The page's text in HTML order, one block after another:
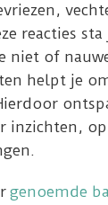
reacties
niet of
helpt je
inzichten,
genoemde